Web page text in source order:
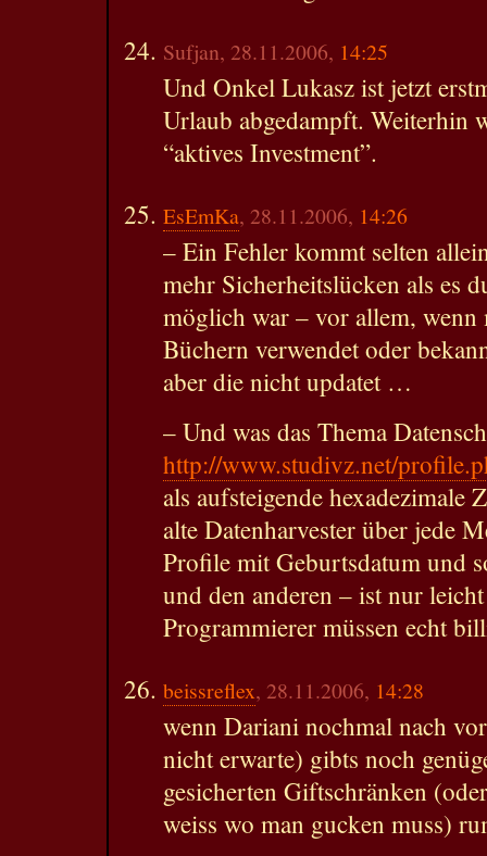
Sufjan, 28.11.2006, 14:25
Und Onkel Lukasz ist jetzt
Urlaub abgedampft. Weiterhin
“aktives Investment”.
EsEmKa, 28.11.2006, 14:26
– Ein Fehler kommt selten
mehr Sicherheitslücken als es
möglich war – vor allem, wenn
Büchern verwendet oder
aber die nicht updatet …
– Und was das Thema
http://www.studivz.net/
als aufsteigende hexadezimale
alte Datenharvester über jede
Profile mit Geburtsdatum und
und den anderen – ist nur
Programmierer müssen echt
beissreflex, 28.11.2006, 14:28
wenn Dariani nochmal nach
nicht erwarte) gibts noch
gesicherten Giftschränken
weiss wo man gucken muss)